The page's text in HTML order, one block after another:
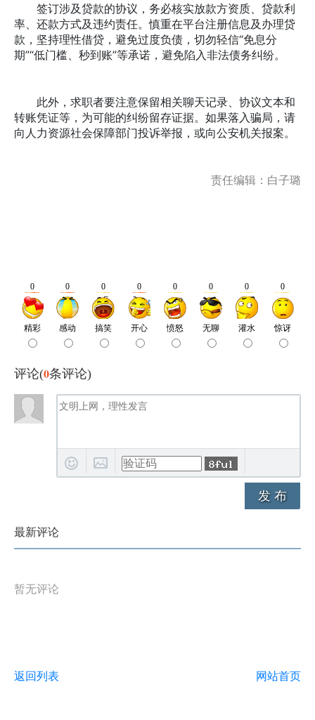
签订涉及贷款的协议，务必核实放款方资质、贷款利
率、还款方式及违约责任。慎重在平台注册信息及办理贷
款，坚持理性借贷，避免过度负债，切勿轻信“免息分
期”“低门槛、秒到账”等承诺，避免陷入非法债务纠纷。
此外，求职者要注意保留相关聊天记录、协议文本和
转账凭证等，为可能的纠纷留存证据。如果落入骗局，请
向人力资源社会保障部门投诉举报，或向公安机关报案。
责任编辑：白子璐
评论(0条评论)
发 布
最新评论
暂无评论
返回列表 网站首页